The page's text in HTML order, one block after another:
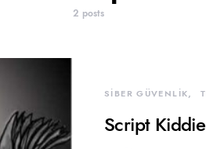
2 posts
SİBER GÜVENLİK
Script